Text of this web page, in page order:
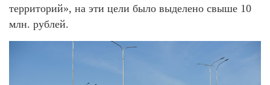
территорий», на эти цели было выделено свыше 10
млн. рублей.